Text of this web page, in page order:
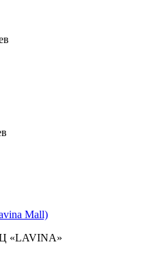
Mall)
«LAVINA»